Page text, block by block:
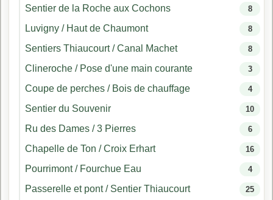
Sentier de la Roche aux Cochons 8
Luvigny / Haut de Chaumont 8
Sentiers Thiaucourt / Canal Machet 8
Clineroche / Pose d'une main courante 3
Coupe de perches / Bois de chauffage 4
Sentier du Souvenir 10
Ru des Dames / 3 Pierres 6
Chapelle de Ton / Croix Erhart 16
Pourrimont / Fourchue Eau 4
Passerelle et pont / Sentier Thiaucourt 25